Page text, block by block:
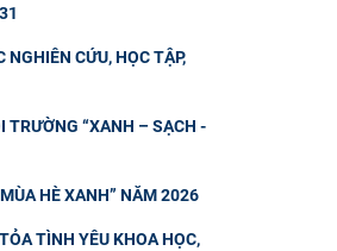
CỨU, HỌC TẬP,
TRƯỜNG “XANH – SẠCH -
HÈ XANH” NĂM 2026
TÌNH YÊU KHOA HỌC,